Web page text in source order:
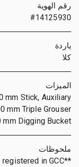
رقم الهوية
#14125930
ياردة
كلا
الميزات
mm Stick, Auxiliary
mm Triple Grouser
mm Digging Bucket
ملحوظات
registered in GCC